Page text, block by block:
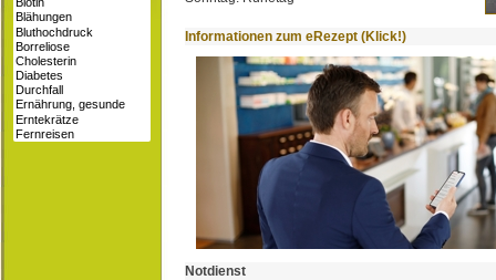
Informationen zum eRezept (Klick!)
Notdienst